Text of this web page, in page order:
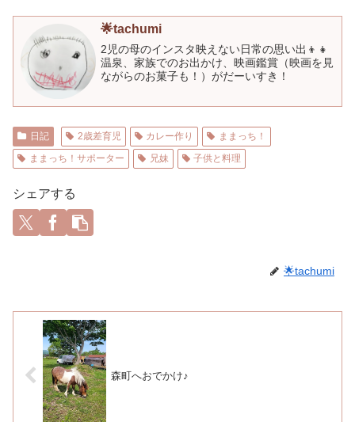
🌟tachumi
2児の母のインスタ映えない日常の思い出👦👧
温泉、家族でのお出かけ、映画鑑賞（映画を見
ながらのお菓子も！）がだーいすき！
日記 2歳差育児 カレー作り
ままっち！
ままっち！サポーター
兄妹 子供と料理
シェアする
🌟tachumi
森町へおでかけ♪